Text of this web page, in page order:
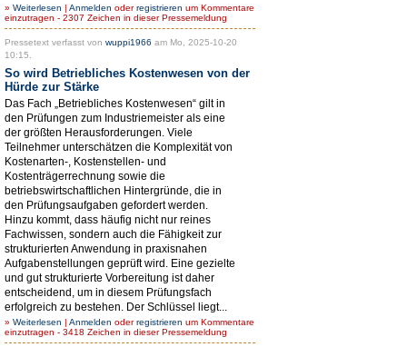
» Weiterlesen | Anmelden oderregistrieren um Kommentare
einzutragen - 2307 Zeichen in dieser Pressemeldung
Pressetext verfasst von wuppi1966 am Mo, 2025-10-20
10:15.
So wird Betriebliches Kostenwesen von der
Hürde zur Stärke
Das Fach „Betriebliches Kostenwesen“ gilt in
den Prüfungen zum Industriemeister als eine
der größten Herausforderungen. Viele
Teilnehmer unterschätzen die Komplexität von
Kostenarten-, Kostenstellen- und
Kostenträgerrechnung sowie die
betriebswirtschaftlichen Hintergründe, die in
den Prüfungsaufgaben gefordert werden.
Hinzu kommt, dass häufig nicht nur reines
Fachwissen, sondern auch die Fähigkeit zur
strukturierten Anwendung in praxisnahen
Aufgabenstellungen geprüft wird. Eine gezielte
und gut strukturierte Vorbereitung ist daher
entscheidend, um in diesem Prüfungsfach
erfolgreich zu bestehen. Der Schlüssel liegt...
» Weiterlesen | Anmelden oderregistrieren um Kommentare
einzutragen - 3418 Zeichen in dieser Pressemeldung